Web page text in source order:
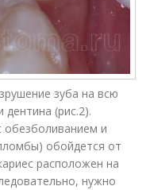
зуба на всю
дентина (рис.2).
обезболиванием и
обойдется от
расположен на
нужно